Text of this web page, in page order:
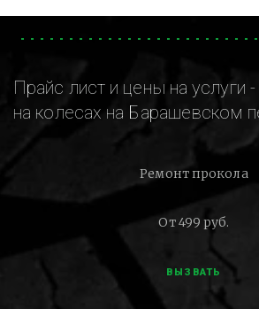
Прайс лист и цены на услуги
на колесах на Барашевском
Ремонт прокола
От 499 руб.
ВЫЗВАТЬ